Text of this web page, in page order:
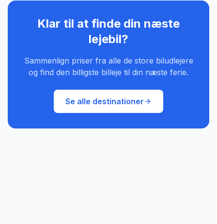
Klar til at finde din næste
lejebil?
Sammenlign priser fra alle de store biludlejere
og find den billigste billeje til din næste ferie.
Se alle destinationer